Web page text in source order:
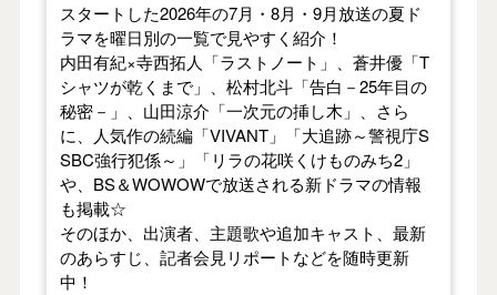
スタートした2026年の7月・8月・9月放送の夏ド
ラマを曜日別の一覧で見やすく紹介！
内田有紀×寺西拓人「ラストノート」、蒼井優「T
シャツが乾くまで」、松村北斗「告白－25年目の
秘密－」、山田涼介「一次元の挿し木」、さら
に、人気作の続編「VIVANT」「大追跡～警視庁S
SBC強行犯係～」「リラの花咲くけものみち2」
や、BS＆WOWOWで放送される新ドラマの情報
も掲載☆
そのほか、出演者、主題歌や追加キャスト、最新
のあらすじ、記者会見リポートなどを随時更新
中！